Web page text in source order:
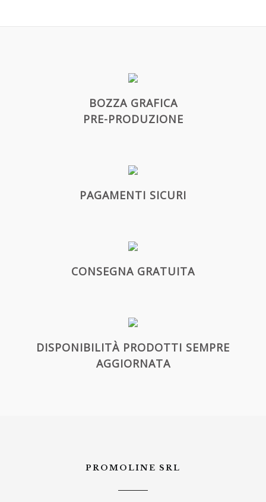
BOZZA GRAFICA
PRE-PRODUZIONE
PAGAMENTI SICURI
CONSEGNA GRATUITA
DISPONIBILITÀ PRODOTTI SEMPRE
AGGIORNATA
PROMOLINE SRL